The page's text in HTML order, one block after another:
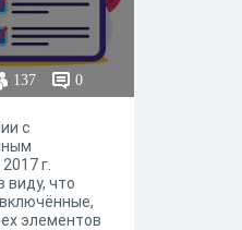
137 0
с
г.
виду, что
элементов